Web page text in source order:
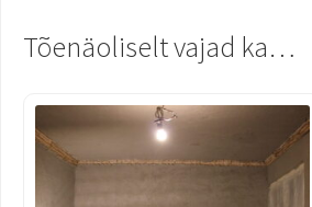
Tõenäoliselt vajad ka…